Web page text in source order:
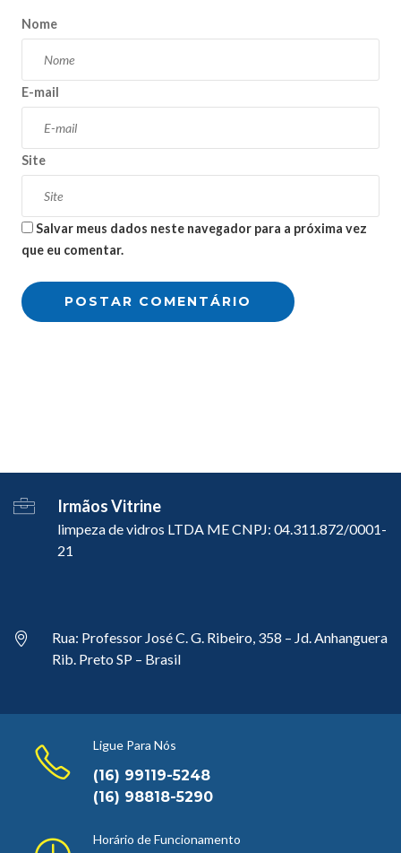
Nome
E-mail
Site
Salvar meus dados neste navegador para a próxima vez
que eu comentar.
Irmãos Vitrine
limpeza de vidros LTDA ME CNPJ: 04.311.872/0001-
21
Rua: Professor José C. G. Ribeiro, 358 – Jd. Anhanguera
Rib. Preto SP – Brasil
Ligue Para Nós
(16) 99119-5248
(16) 98818-5290
Horário de Funcionamento